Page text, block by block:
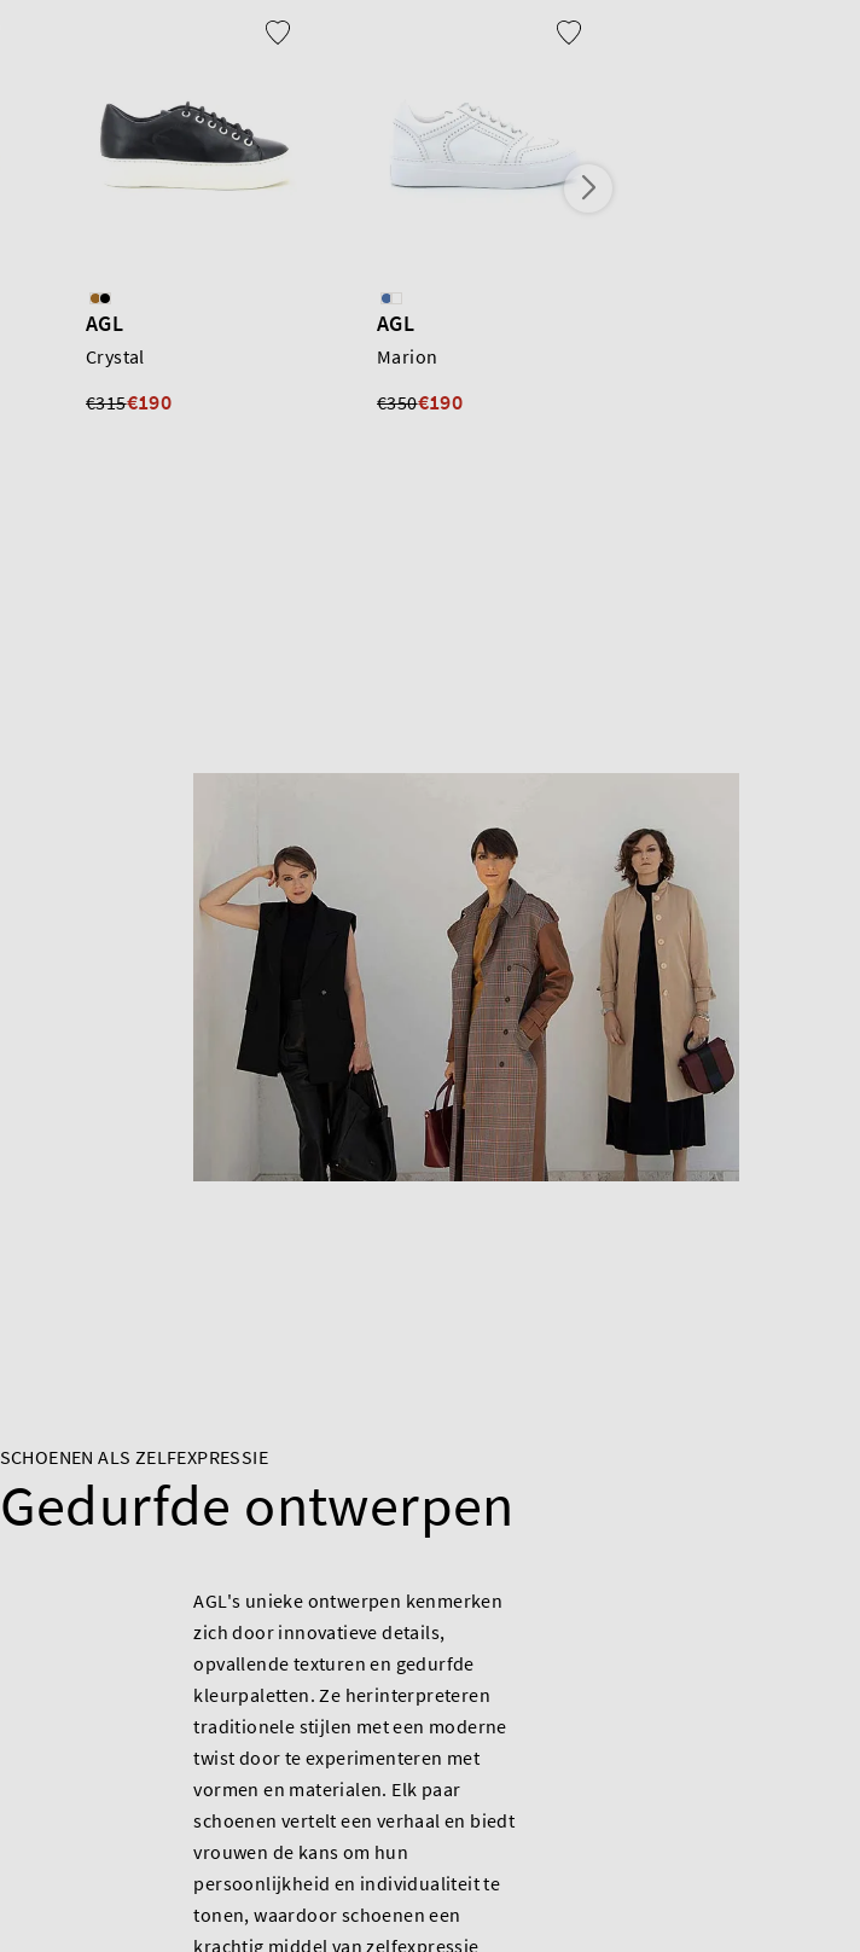
AGL
Crystal
€315€190
AGL
Marion
€350€190
SCHOENEN ALS ZELFEXPRESSIE
Gedurfde ontwerpen
AGL's unieke ontwerpen kenmerken
zich door innovatieve details,
opvallende texturen en gedurfde
kleurpaletten. Ze herinterpreteren
traditionele stijlen met een moderne
twist door te experimenteren met
vormen en materialen. Elk paar
schoenen vertelt een verhaal en biedt
vrouwen de kans om hun
persoonlijkheid en individualiteit te
tonen, waardoor schoenen een
krachtig middel van zelfexpressie